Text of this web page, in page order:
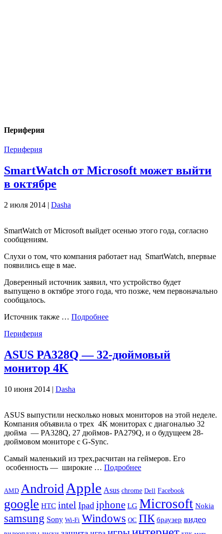
Периферия
Периферия
SmartWatch от Microsoft может выйти
в октябре
2 июля 2014 | Dasha
SmartWatch от Microsoft выйдет осенью этого года, согласно
сообщениям.
Слухи о том, что компания работает над SmartWatch, впервые
появились еще в мае.
Доверенный источник заявил, что устройство будет
выпущено в октябре этого года, что позже, чем первоначально
сообщалось.
Источник также … Подробнее
Периферия
ASUS PA328Q — 32-дюймовый
монитор 4K
10 июня 2014 | Dasha
ASUS выпустили несколько новых мониторов на этой неделе.
Компания объявила о трех 4K мониторах с диагональю 32
дюйма — PA328Q, 27 дюймов- PA279Q, и о будущеем 28-
дюймовом мониторе с G-Sync.
Самый маленький из трех,расчитан ​​на геймеров. Его
особенность — широкие … Подробнее
AMD Android Apple Asus chrome Dell Facebook
google HTC intel Ipad iphone LG Microsoft Nokia
samsung Sony Wi-Fi Windows ОС ПК браузер видео